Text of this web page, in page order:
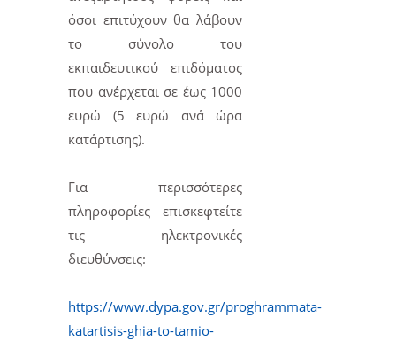
όσοι επιτύχουν θα λάβουν
το σύνολο του
εκπαιδευτικού επιδόματος
που ανέρχεται σε έως 1000
ευρώ (5 ευρώ ανά ώρα
κατάρτισης).
Για περισσότερες
πληροφορίες επισκεφτείτε
τις ηλεκτρονικές
διευθύνσεις:
https://www.dypa.gov.gr/proghrammata-
katartisis-ghia-to-tamio-